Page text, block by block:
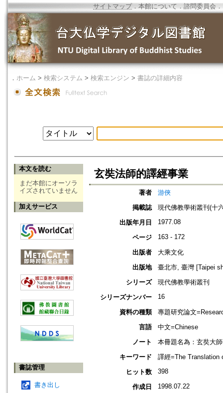
サイトマップ．本館について ． 諮問委員会 ．
． ホーム > 検索システム > 検索エンジン > 書誌の詳細内容
本文を読む
まだ本館にオーソラ
イズされていません
加えサービス
書誌管理
書き出し
玄奘法師的譯經事業
著者
游俠
掲載誌
現代佛教學術叢刊(十
出版年月日
1977.08
ページ 163 - 172
出版者
大乘文化
出版地
臺北市, 臺灣 [Taipei
シリーズ
現代佛教學術叢刊
シリーズナンバー
16
資料の種類
專題研究論文
言語
中文=Chinese
ノート
本冊題名為：玄奘大
キーワード
譯經=The Translation
ヒット数
398
作成日 1998.07.22